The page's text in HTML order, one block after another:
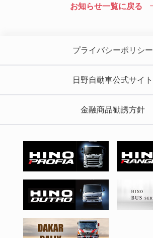
お知らせ一覧に戻る
プライバシーポリシー
日野自動車公式サイト
金融商品勧誘方針